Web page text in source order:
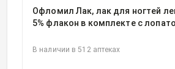
Офломил Лак, лак для ногтей
5% флакон в комплекте с
тампонами 2.5миллилитр, 1
В наличии в 512 аптеках